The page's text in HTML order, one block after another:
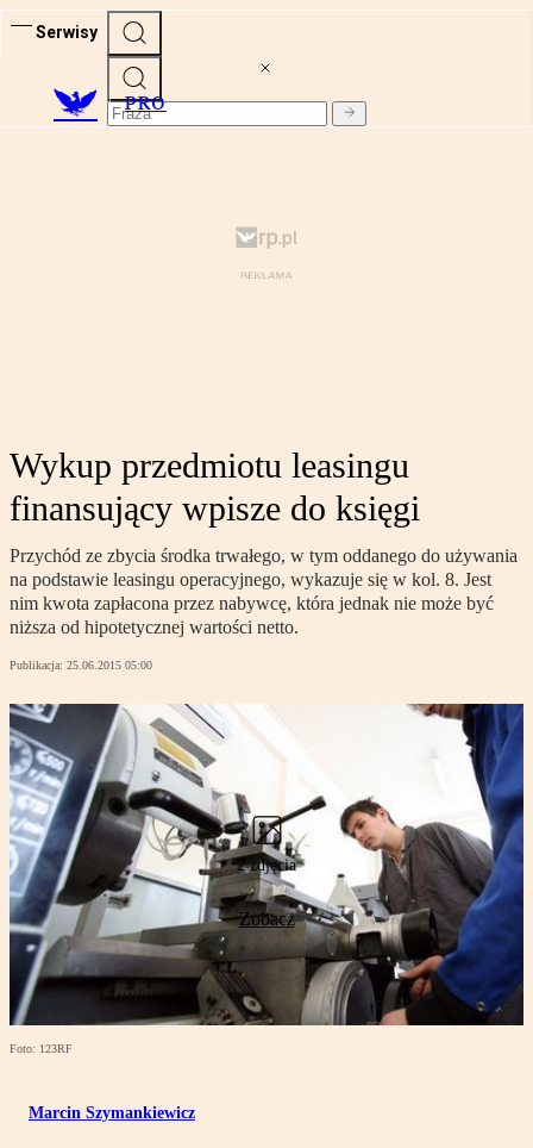
Serwisy
PRO
Wykup przedmiotu leasingu
finansujący wpisze do księgi
Przychód ze zbycia środka trwałego, w tym oddanego do używania
na podstawie leasingu operacyjnego, wykazuje się w kol. 8. Jest
nim kwota zapłacona przez nabywcę, która jednak nie może być
niższa od hipotetycznej wartości netto.
Publikacja: 25.06.2015 05:00
2 zdjęcia
Zobacz
Foto: 123RF
Marcin Szymankiewicz